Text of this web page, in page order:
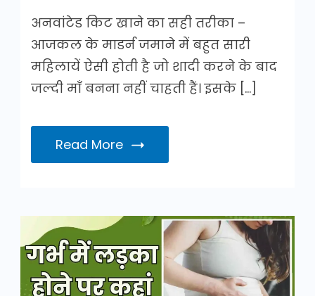
अनवांटेड किट खाने का सही तरीका –
आजकल के माडर्न जमाने में बहुत सारी
महिलायें ऐसी होती है जो शादी करने के बाद
जल्दी माँ बनना नहीं चाहती हैं। इसके […]
Read More
में
लड़का
होने